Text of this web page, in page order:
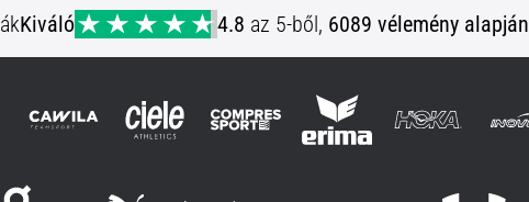
Kiváló 4.8 az 5-ből, 6089 vélemény alapján